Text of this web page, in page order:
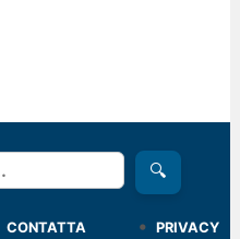
🔍
CONTATTA PRIVACY